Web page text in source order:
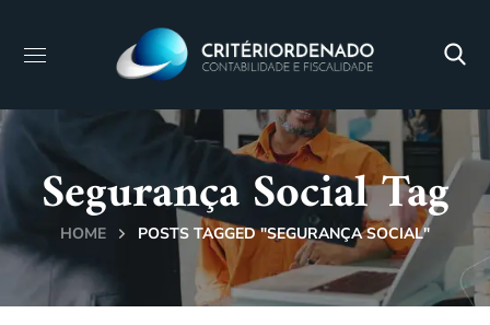
Segurança Social Tag
HOME POSTS TAGGED "SEGURANÇA SOCIAL"